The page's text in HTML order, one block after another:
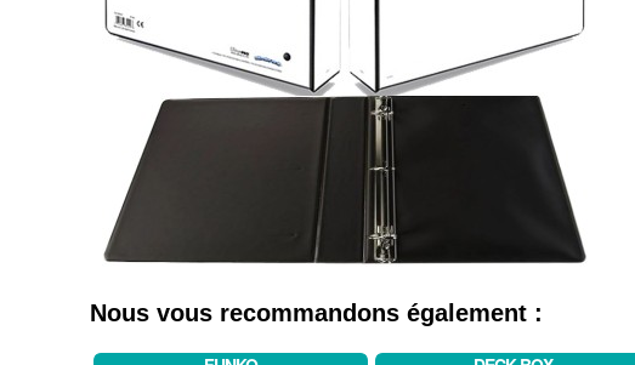
Nous vous recommandons également :